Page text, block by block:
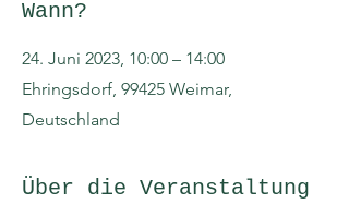
Wann?
24. Juni 2023, 10:00 – 14:00
Ehringsdorf, 99425 Weimar,
Deutschland
Über die Veranstaltung